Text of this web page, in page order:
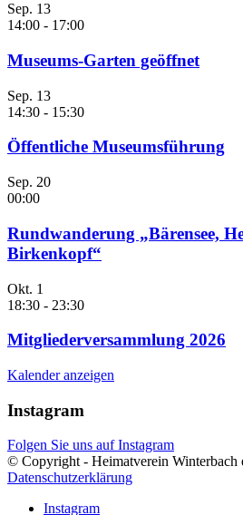
Sep. 13
14:00 - 17:00
Museums-Garten geöffnet
Sep. 13
14:30 - 15:30
Öffentliche Museumsführung
Sep. 20
00:00
Rundwanderung „Bärensee,
Birkenkopf“
Okt. 1
18:30 - 23:30
Mitgliederversammlung 2026
Kalender anzeigen
Instagram
Folgen Sie uns auf Instagram
© Copyright - Heimatverein Winterbach
Datenschutzerklärung
Instagram